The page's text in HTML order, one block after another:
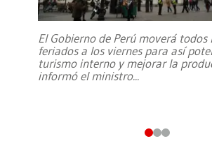
El Gobierno de Perú moverá todos
feriados a los viernes para así
turismo interno y mejorar la
informó el ministro...